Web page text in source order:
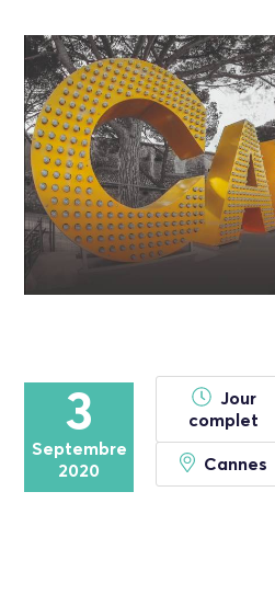
3
Septembre
2020
Jour
complet
Cannes